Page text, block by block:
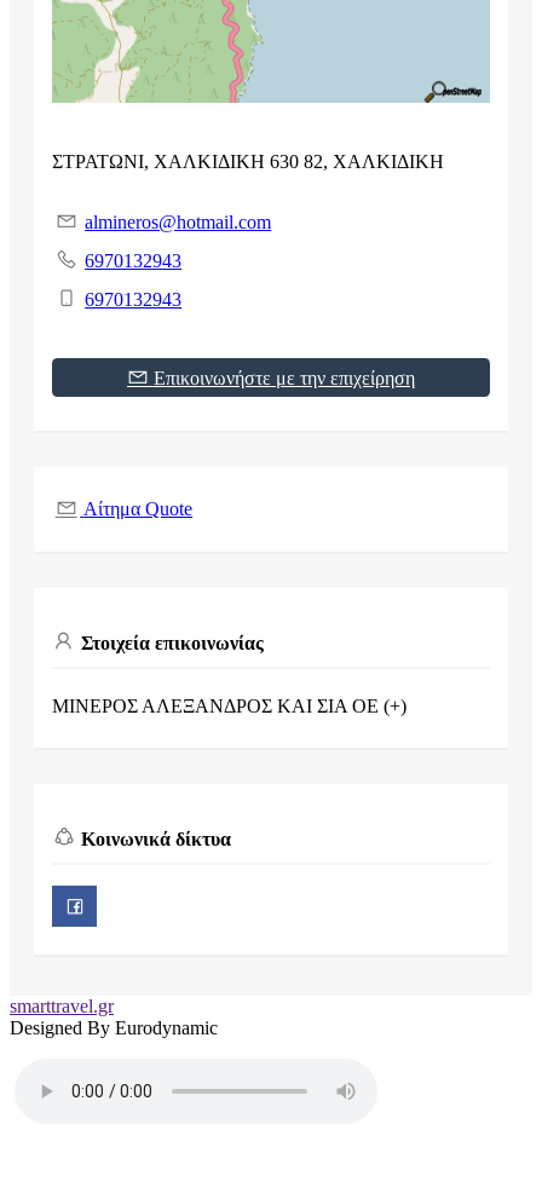
ΣΤΡΑΤΩΝΙ, ΧΑΛΚΙΔΙΚΗ 630 82, ΧΑΛΚΙΔΙΚΗ
almineros@hotmail.com
6970132943
6970132943
Επικοινωνήστε με την επιχείρηση
Αίτημα Quote
Στοιχεία επικοινωνίας
ΜΙΝΕΡΟΣ ΑΛΕΞΑΝΔΡΟΣ ΚΑΙ ΣΙΑ ΟΕ (+)
Κοινωνικά δίκτυα
smarttravel.gr
Designed By Eurodynamic